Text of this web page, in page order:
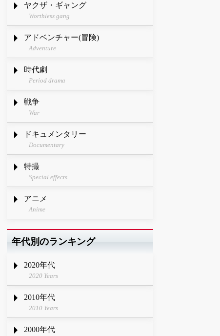
ヤクザ・ギャング
Worthless gang
アドベンチャー(冒険)
Adventure
時代劇
Period drama
戦争
War
ドキュメンタリー
Documentary
特撮
Special effects
アニメ
Anime
年代別のランキング
2020年代
2020 Years
2010年代
2010 Years
2000年代